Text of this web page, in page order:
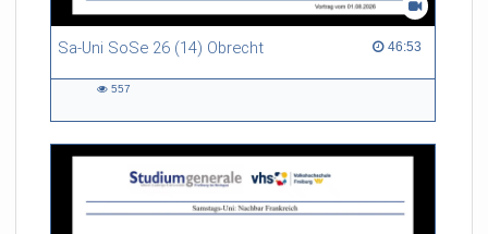
Sa-Uni SoSe 26 (14) Obrecht 46:53
46:53 duration
557